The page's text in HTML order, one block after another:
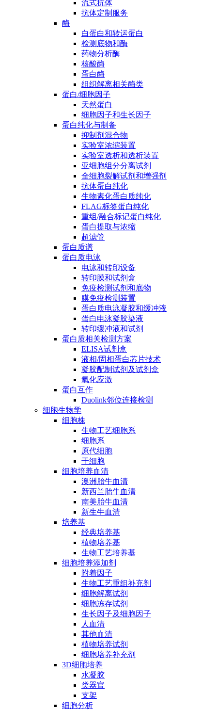
流式抗体
抗体定制服务
酶
白蛋白和转运蛋白
检测底物和酶
药物分析酶
核酸酶
蛋白酶
组织解离相关酶类
蛋白/细胞因子
天然蛋白
细胞因子和生长因子
蛋白纯化与制备
抑制剂混合物
实验室浓缩装置
实验室透析和透析装置
亚细胞组分分离试剂
全细胞裂解试剂和增强剂
抗体蛋白纯化
生物素化蛋白质纯化
FLAG标签蛋白纯化
重组/融合标记蛋白纯化
蛋白提取与浓缩
超滤管
蛋白质谱
蛋白质电泳
电泳和转印设备
转印膜和试剂盒
免疫检测试剂和底物
膜免疫检测装置
蛋白质电泳凝胶和缓冲液
蛋白电泳凝胶染液
转印缓冲液和试剂
蛋白质相关检测方案
ELISA试剂盒
液相/固相蛋白芯片技术
凝胶配制试剂及试剂盒
氧化应激
蛋白互作
Duolink邻位连接检测
细胞生物学
细胞株
生物工艺细胞系
细胞系
原代细胞
干细胞
细胞培养血清
澳洲胎牛血清
新西兰胎牛血清
南美胎牛血清
新生牛血清
培养基
经典培养基
植物培养基
生物工艺培养基
细胞培养添加剂
附着因子
生物工艺重组补充剂
细胞解离试剂
细胞冻存试剂
生长因子及细胞因子
人血清
其他血清
植物培养试剂
细胞培养补充剂
3D细胞培养
水凝胶
类器官
支架
细胞分析